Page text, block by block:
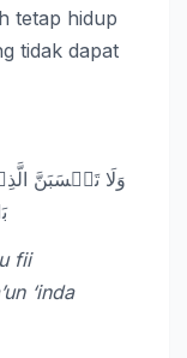
tetap hidup
tidak dapat
وَلَا تَحۡسَبَنَّ
fii
‘inda